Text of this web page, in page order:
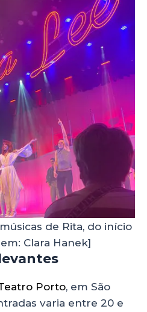
de Rita, do início
Clara Hanek]
Porto, em São
varia entre 20 e